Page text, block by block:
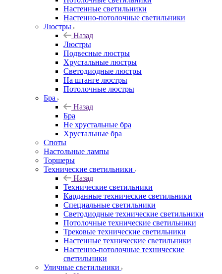
Настенные светильники
Настенно-потолочные светильники
Люстры
Назад
Люстры
Подвесные люстры
Хрустальные люстры
Светодиодные люстры
На штанге люстры
Потолочные люстры
Бра
Назад
Бра
Не хрустальные бра
Хрустальные бра
Споты
Настольные лампы
Торшеры
Технические светильники
Назад
Технические светильники
Карданные технические светильники
Специальные светильники
Светодиодные технические светильники
Потолочные технические светильники
Трековые технические светильники
Настенные технические светильники
Настенно-потолочные технические
светильники
Уличные светильники